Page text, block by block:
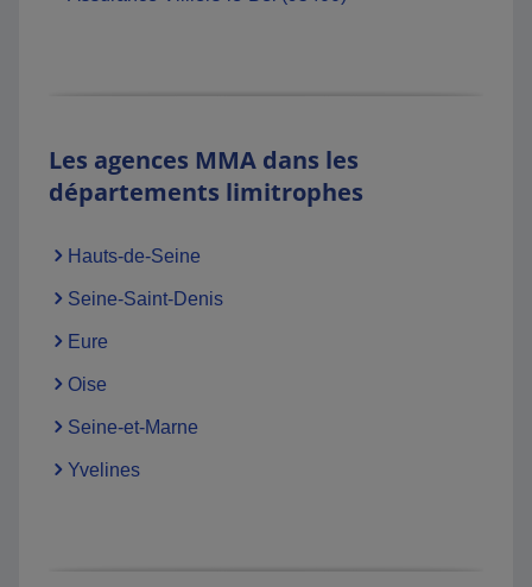
Les agences MMA dans les
départements limitrophes
Hauts-de-Seine
Seine-Saint-Denis
Eure
Oise
Seine-et-Marne
Yvelines